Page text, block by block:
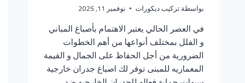
بواسطةتركيب ديكورات نوفمبر 11, 2025
في العصر الحالي يعتبر الاهتمام بأصباغ المباني
و الفلل بمختلف أنواعها من أهم الخطوات
الضرورية من أجل الحفاظ على الجمال و القيمة
المعماريه للمبنى توفر لك اصباغ جدران خارجية